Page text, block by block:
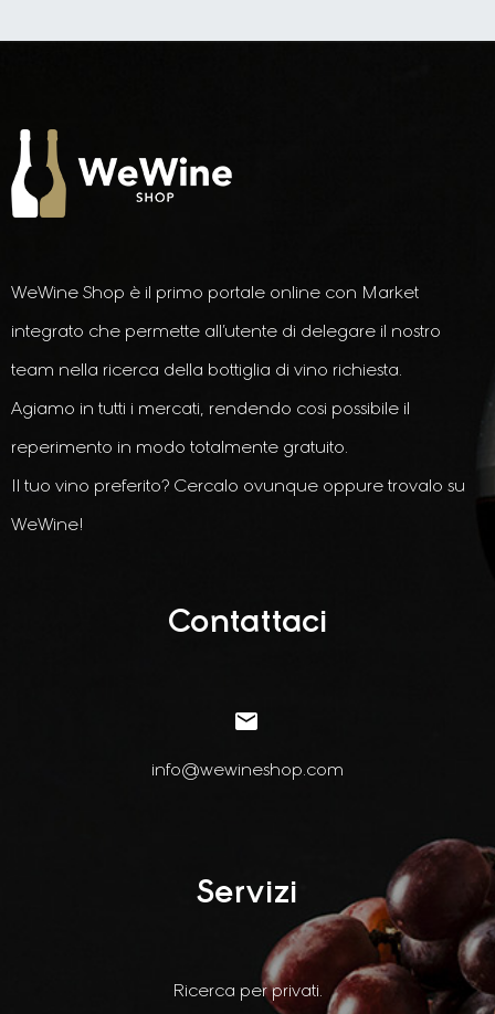
WeWine Shop è il primo portale online con Market
integrato che permette all’utente di delegare il nostro
team nella ricerca della bottiglia di vino richiesta.
Agiamo in tutti i mercati, rendendo cosi possibile il
reperimento in modo totalmente gratuito.
Il tuo vino preferito? Cercalo ovunque oppure trovalo su
WeWine!
Contattaci


info@wewineshop.com
Servizi
Ricerca per privati.